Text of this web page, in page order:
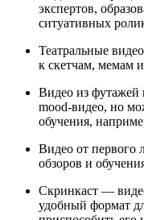
экспертов,
ситуативных
Театральные
к скетчам, мемам
Видео из футажей
mood-видео, но
обучения,
Видео от первого
обзоров и
Скринкаст —
удобный формат